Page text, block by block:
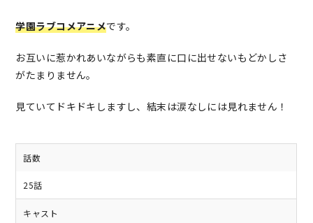
学園ラブコメアニメです。
お互いに惹かれあいながらも素直に口に出せないもどかしさ
がたまりません。
見ていてドキドキしますし、結末は涙なしには見れません！
話数
25話
キャスト